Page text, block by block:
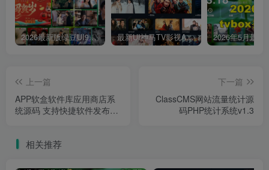
2026最新版绿豆UI9双端影视APP源码 最新UI神马TV影视APP源码 乐檬影视苹果CMS后台 包含前后端源码
上一篇
APP软盒软件库应用商店系
统源码 支持快捷软件发布接
下一篇
ClassCMS网站流量统计源
码PHP统计系统v1.3
相关推荐